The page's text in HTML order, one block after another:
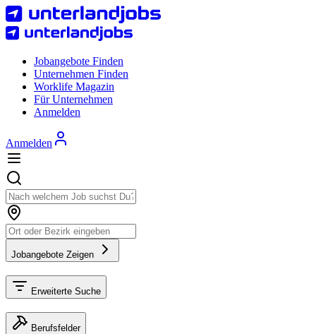
Jobangebote Finden
Unternehmen Finden
Worklife Magazin
Für Unternehmen
Anmelden
Anmelden
Jobangebote Zeigen
Erweiterte Suche
Berufsfelder